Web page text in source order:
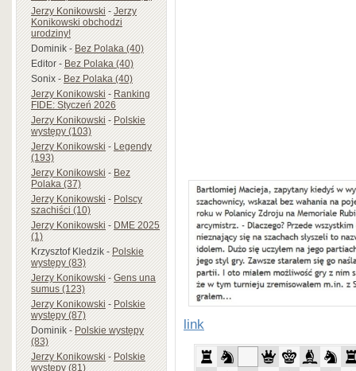
Jerzy Konikowski-Jerzy
Konikowski obchodzi
urodziny!
Dominik-Bez Polaka (40)
Editor-Bez Polaka (40)
Sonix-Bez Polaka (40)
Jerzy Konikowski-Ranking
FIDE: Styczeń 2026
Jerzy Konikowski-Polskie
występy (103)
Jerzy Konikowski-Legendy
(193)
Jerzy Konikowski-Bez
Polaka (37)
Jerzy Konikowski-Polscy
szachiści (10)
Jerzy Konikowski-DME 2025
(1)
Krzysztof Kledzik-Polskie
występy (83)
Jerzy Konikowski-Gens una
sumus (123)
Jerzy Konikowski-Polskie
występy (87)
Dominik-Polskie występy
(83)
Jerzy Konikowski-Polskie
występy (81)
link